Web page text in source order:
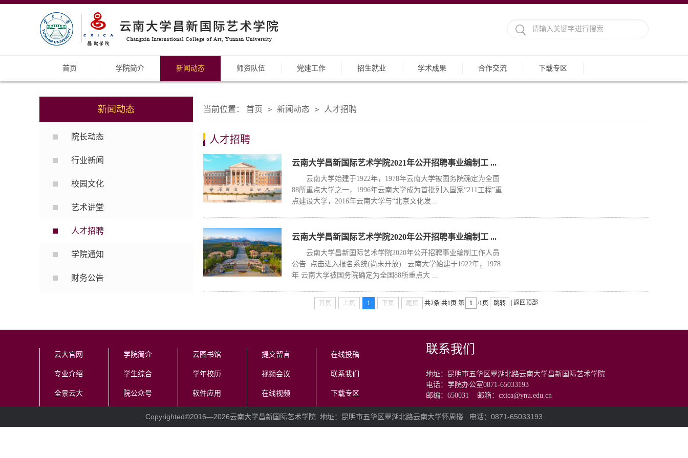
首页 学院简介 新闻动态 师资队伍 党建工作 招生就业 学术成果 合作交流 下载专区
新闻动态
院长动态
行业新闻
校园文化
艺术讲堂
人才招聘
学院通知
财务公告
当前位置： 首页 > 新闻动态 > 人才招聘
人才招聘
云南大学昌新国际艺术学院2021年公开招聘事业编制工 ...
​云南大学始建于1922年，1978年云南大学被国务院确定为全国
88所重点大学之一，1996年云南大学成为首批列入国家“211工程”重
点建设大学，2016年云南大学与“北京文化发...
云南大学昌新国际艺术学院2020年公开招聘事业编制工 ...
​云南大学昌新国际艺术学院2020年公开招聘事业编制工作人员
公告 点击进入报名系统(尚末开放) 云南大学始建于1922年，1978
年 云南大学被国务院确定为全国88所重点大 ...
首页 上页 1 下页 尾页 共2条 共1页 第 /1页 跳转 | 返回顶部
云大官网
专业介绍
全景云大
学院简介
学生综合
院公众号
云图书馆
学年校历
软件应用
提交留言
视频会议
在线视频
在线投稿
联系我们
下载专区
联系我们
地址：昆明市五华区翠湖北路云南大学昌新国际艺术学院
电话：学院办公室0871-65033193
邮编：650031
邮箱：cxica@ynu.edu.cn
Copyrighted©2016—2026云南大学昌新国际艺术学院 地址：昆明市五华区翠湖北路云南大学怀周楼 电话：0871-65033193